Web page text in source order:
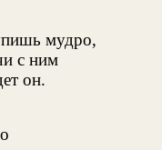
мудро,
с ним
он.